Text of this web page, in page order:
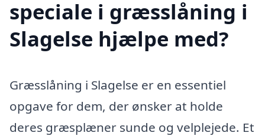
speciale i græsslåning i
Slagelse hjælpe med?
Græsslåning i Slagelse er en essentiel
opgave for dem, der ønsker at holde
deres græsplæner sunde og velplejede. Et